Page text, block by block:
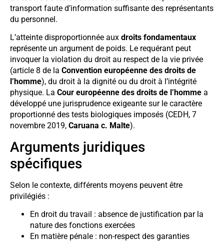
transport faute d’information suffisante des représentants
du personnel.
L’atteinte disproportionnée aux droits fondamentaux
représente un argument de poids. Le requérant peut
invoquer la violation du droit au respect de la vie privée
(article 8 de la Convention européenne des droits de
l’homme), du droit à la dignité ou du droit à l’intégrité
physique. La Cour européenne des droits de l’homme a
développé une jurisprudence exigeante sur le caractère
proportionné des tests biologiques imposés (CEDH, 7
novembre 2019, Caruana c. Malte).
Arguments juridiques
spécifiques
Selon le contexte, différents moyens peuvent être
privilégiés :
En droit du travail : absence de justification par la
nature des fonctions exercées
En matière pénale : non-respect des garanties